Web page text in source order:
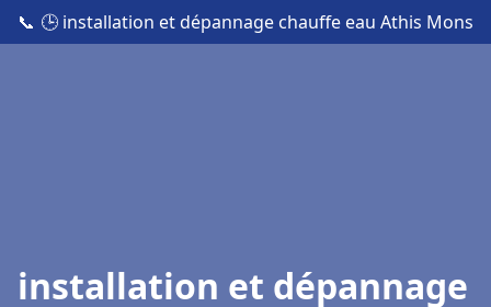
📞 🕒 installation et dépannage chauffe eau Athis Mons
installation et dépannage